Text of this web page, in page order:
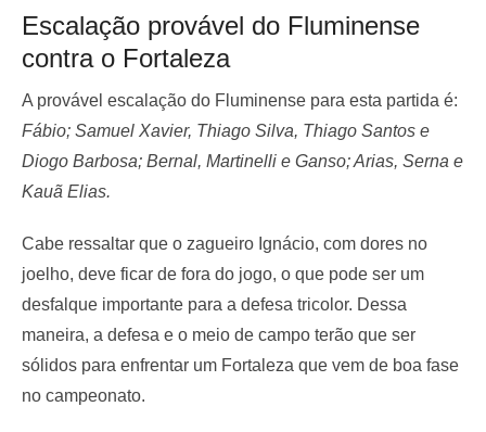
Escalação provável do Fluminense
contra o Fortaleza
A provável escalação do Fluminense para esta partida é:
Fábio; Samuel Xavier, Thiago Silva, Thiago Santos e
Diogo Barbosa; Bernal, Martinelli e Ganso; Arias, Serna e
Kauã Elias.
Cabe ressaltar que o zagueiro Ignácio, com dores no
joelho, deve ficar de fora do jogo, o que pode ser um
desfalque importante para a defesa tricolor. Dessa
maneira, a defesa e o meio de campo terão que ser
sólidos para enfrentar um Fortaleza que vem de boa fase
no campeonato.